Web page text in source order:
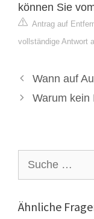
können Sie
Antrag auf
vollständige Antwort
Wann auf
Warum kein
nach:
Ähnliche